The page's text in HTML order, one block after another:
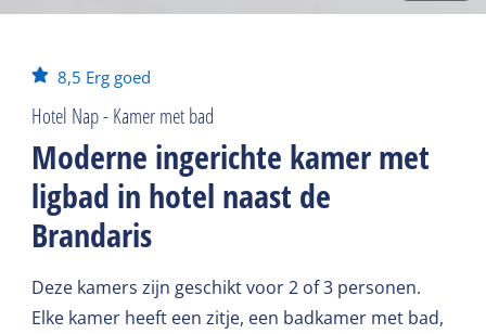
8,5 Erg goed
Hotel Nap - Kamer met bad
Moderne ingerichte kamer met
ligbad in hotel naast de
Brandaris
Deze kamers zijn geschikt voor 2 of 3 personen.
Elke kamer heeft een zitje, een badkamer met bad,